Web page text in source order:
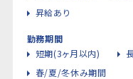
昇給あり
勤務期間
短期(3ヶ月以内)
春/夏/冬休み期間